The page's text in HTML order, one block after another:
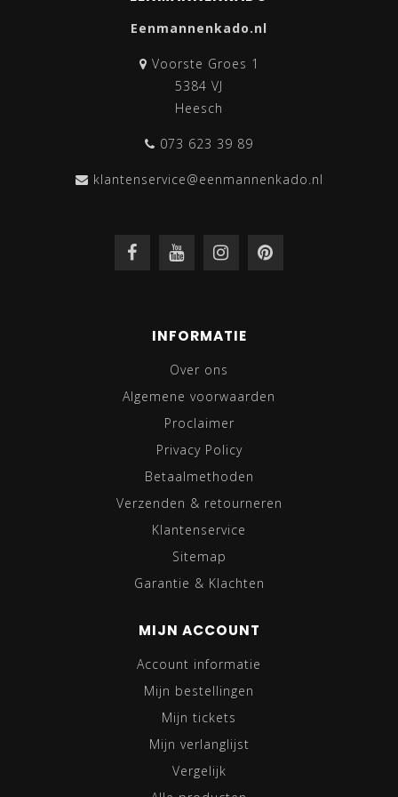
en oude Capi potten.Eenmannenkado.nl
Voorste Groes 1
5384 VJ
Heesch
073 623 39 89
klantenservice@eenmannenkado.nl
INFORMATIE
Over ons
Algemene voorwaarden
Proclaimer
Privacy Policy
Betaalmethoden
Verzenden & retourneren
Klantenservice
Sitemap
Garantie & Klachten
MIJN ACCOUNT
Account informatie
Mijn bestellingen
Mijn tickets
Mijn verlanglijst
Vergelijk